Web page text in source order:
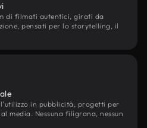
di filmati autentici, girati da
pensati per lo storytelling, il
in pubblicità, progetti per
media. Nessuna filigrana, nessun